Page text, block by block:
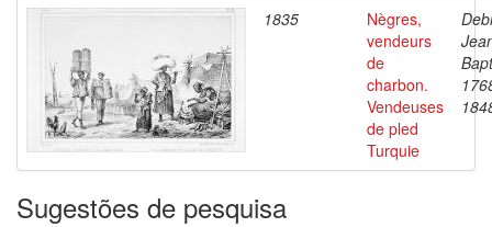
1835
Nègres,
vendeurs
de
charbon.
Vendeuses
de pled
Turquie
Sugestões de pesquisa